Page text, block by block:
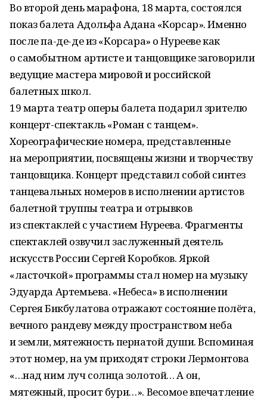
Во второй день марафона, 18 марта, состоялся
показ балета Адольфа Адана «Корсар». Именно
после па-де-де из «Корсара» о Нурееве как
о самобытном артисте и танцовщике заговорили
ведущие мастера мировой и российской
балетных школ.
19 марта театр оперы балета подарил зрителю
концерт-спектакль «Роман с танцем».
Хореографические номера, представленные
на мероприятии, посвящены жизни и творчеству
танцовщика. Концерт представил собой синтез
танцевальных номеров в исполнении артистов
балетной труппы театра и отрывков
из спектаклей с участием Нуреева. Фрагменты
спектаклей озвучил заслуженный деятель
искусств России Сергей Коробков. Яркой
«ласточкой» программы стал номер на музыку
Эдуарда Артемьева. «Небеса» в исполнении
Сергея Бикбулатова отражают состояние полёта,
вечного рандеву между пространством неба
и земли, мятежность пернатой души. Вспоминая
этот номер, на ум приходят строки Лермонтова
«…над ним луч солнца золотой… А он,
мятежный, просит бури…». Весомое впечатление